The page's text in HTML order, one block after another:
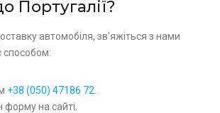
Португалії?
автомобіля, зв’яжіться з нами
способом:
+38 (050) 47186 72
на сайті.